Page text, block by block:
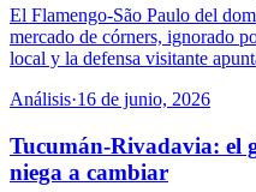
El Flamengo-São Paulo del
mercado de córners, ignorado
local y la defensa visitante
Análisis·16 de junio, 2026
Tucumán-Rivadavia: el
niega a cambiar